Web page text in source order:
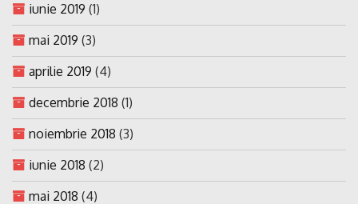
iunie 2019 (1)
mai 2019 (3)
aprilie 2019 (4)
decembrie 2018 (1)
noiembrie 2018 (3)
iunie 2018 (2)
mai 2018 (4)